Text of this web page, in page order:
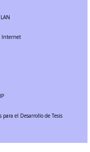
Internet
el Desarrollo de Tesis